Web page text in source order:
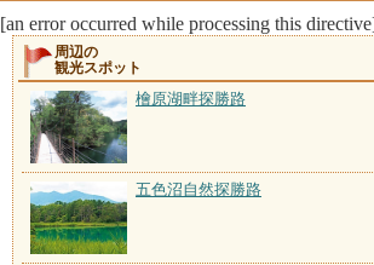
[an error occurred while processing this
周辺の
観光スポット
檜原湖畔探勝路
五色沼自然探勝路